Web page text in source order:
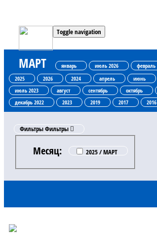
Toggle navigation
МАРТ январь июль 2026 февраль
2025
2026 2024 апрель июнь
июль 2023
август сентябрь октябрь
декабрь 2022
2023 2019 2017 2016
ФильтрыФильтры
Месяц: 2025 / МАРТ